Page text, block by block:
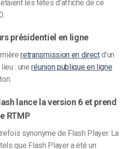
les têtes d’affiche de ce
présidentiel en ligne
retransmission en directd’un
: uneréunion publique en ligne
lance la version 6 et prend
RTMP
synonyme de Flash Player. La
que Flash Player a été un